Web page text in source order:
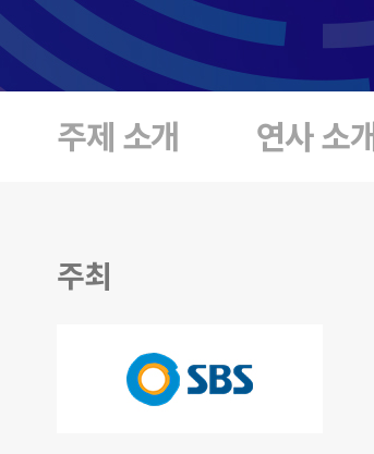
주제 소개 연사 소개
주최